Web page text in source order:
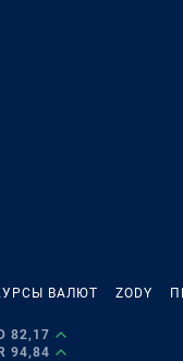
ВАЛЮТ ZODY
82,17
94,84